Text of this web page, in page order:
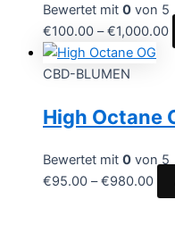
Bewertet mit 0 von 5
€100.00 –€1,000.00
CBD-BLUMEN
High Octane
Bewertet mit 0 von 5
€95.00 –€980.00